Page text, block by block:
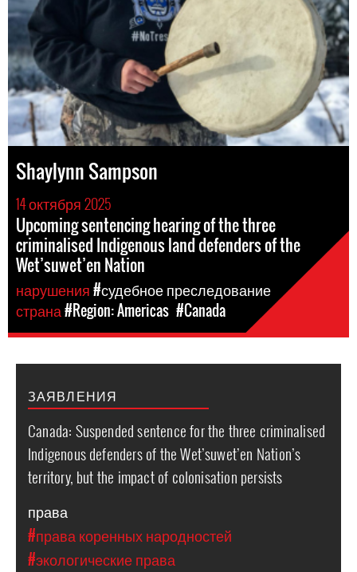
Shaylynn Sampson
14 октября 2025
Upcoming sentencing hearing of the three
criminalised Indigenous land defenders of the
Wet’suwet’en Nation
нарушения#судебное преследование
страна#Region: Americas #Canada
ЗАЯВЛЕНИЯ
Canada: Suspended sentence for the three criminalised
Indigenous defenders of the Wet’suwet’en Nation’s
territory, but the impact of colonisation persists
права
#права коренных народностей
#экологические права